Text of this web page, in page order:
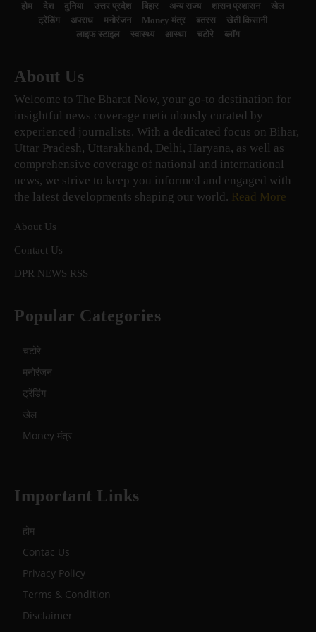
होम देश दुनिया उत्तर प्रदेश बिहार अन्य राज्य शासन प्रशासन
खेल
ट्रेंडिंग
अपराध मनोरंजन Money मंत्र बतरस
खेती किसानी
लाइफ स्टाइल
स्वास्थ्य आस्था चटोरे ब्लॉग
About Us
Welcome to The Bharat Now, your go-to destination for
insightful news coverage meticulously curated by
experienced journalists. With a dedicated focus on Bihar,
Uttar Pradesh, Uttarakhand, Delhi, Haryana, as well as
comprehensive coverage of national and international
news, we strive to keep you informed and engaged with
the latest developments shaping our world. Read More
About Us
Contact Us
DPR NEWS RSS
Popular Categories
चटोरे
मनोरंजन
ट्रेंडिंग
खेल
Money मंत्र
Important Links
होम
Contac Us
Privacy Policy
Terms & Condition
Disclaimer